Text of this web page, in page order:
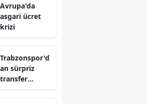
Avrupa'da
asgari ücret
krizi
Trabzonspor'd
an sürpriz
transfer